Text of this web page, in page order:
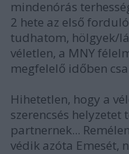
mindenórás
2 hete az első
tudhatom, hölgyek/
véletlen, a MNY
megfelelő időben
Hihetetlen, hogy a
szerencsés
partnernek...
védik azóta Emesét,